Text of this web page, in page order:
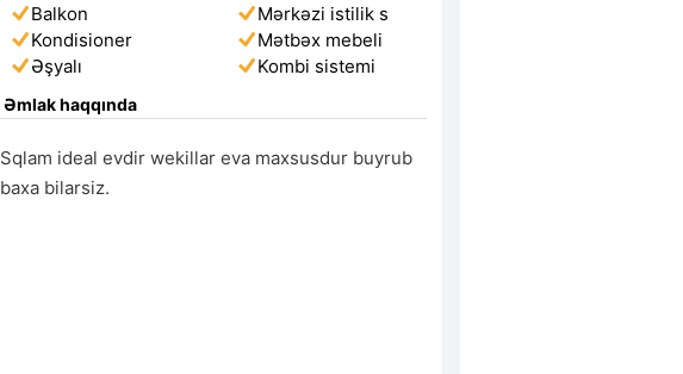
Balkon
Mərkəzi istilik s
Kondisioner
Mətbəx mebeli
Əşyalı
Kombi sistemi
Əmlak haqqında
Sqlam ideal evdir wekillar eva maxsusdur buyrub
baxa bilarsiz.